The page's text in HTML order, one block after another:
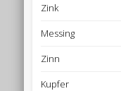
Zink
Messing
Zinn
Kupfer